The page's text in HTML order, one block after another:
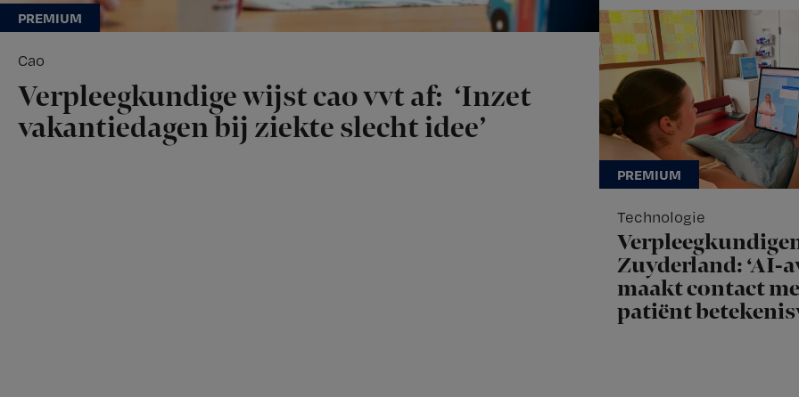
Cao
Verpleegkundige wijst cao vvt af: ‘Inzet
vakantiedagen bij ziekte slecht idee’
Technologie
Zuyderland: ‘AI-
maakt contact
patiënt